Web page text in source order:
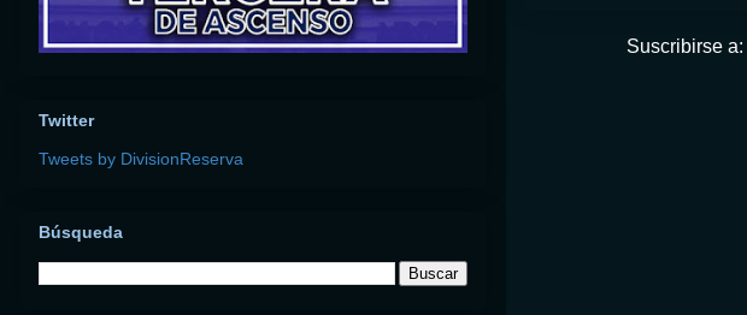
Suscribirse a:
Twitter
Tweets by DivisionReserva
Búsqueda